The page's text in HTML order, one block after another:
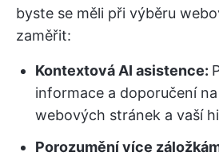
byste se měli při výběru
zaměřit:
Kontextová AI asistence:
informace a doporučení
webových stránek a vaší
Porozumění více